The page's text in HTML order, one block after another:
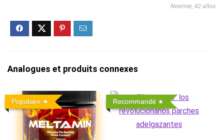
Noemie, 42 años.
Analogues et produits connexes
Populaire Recommandé